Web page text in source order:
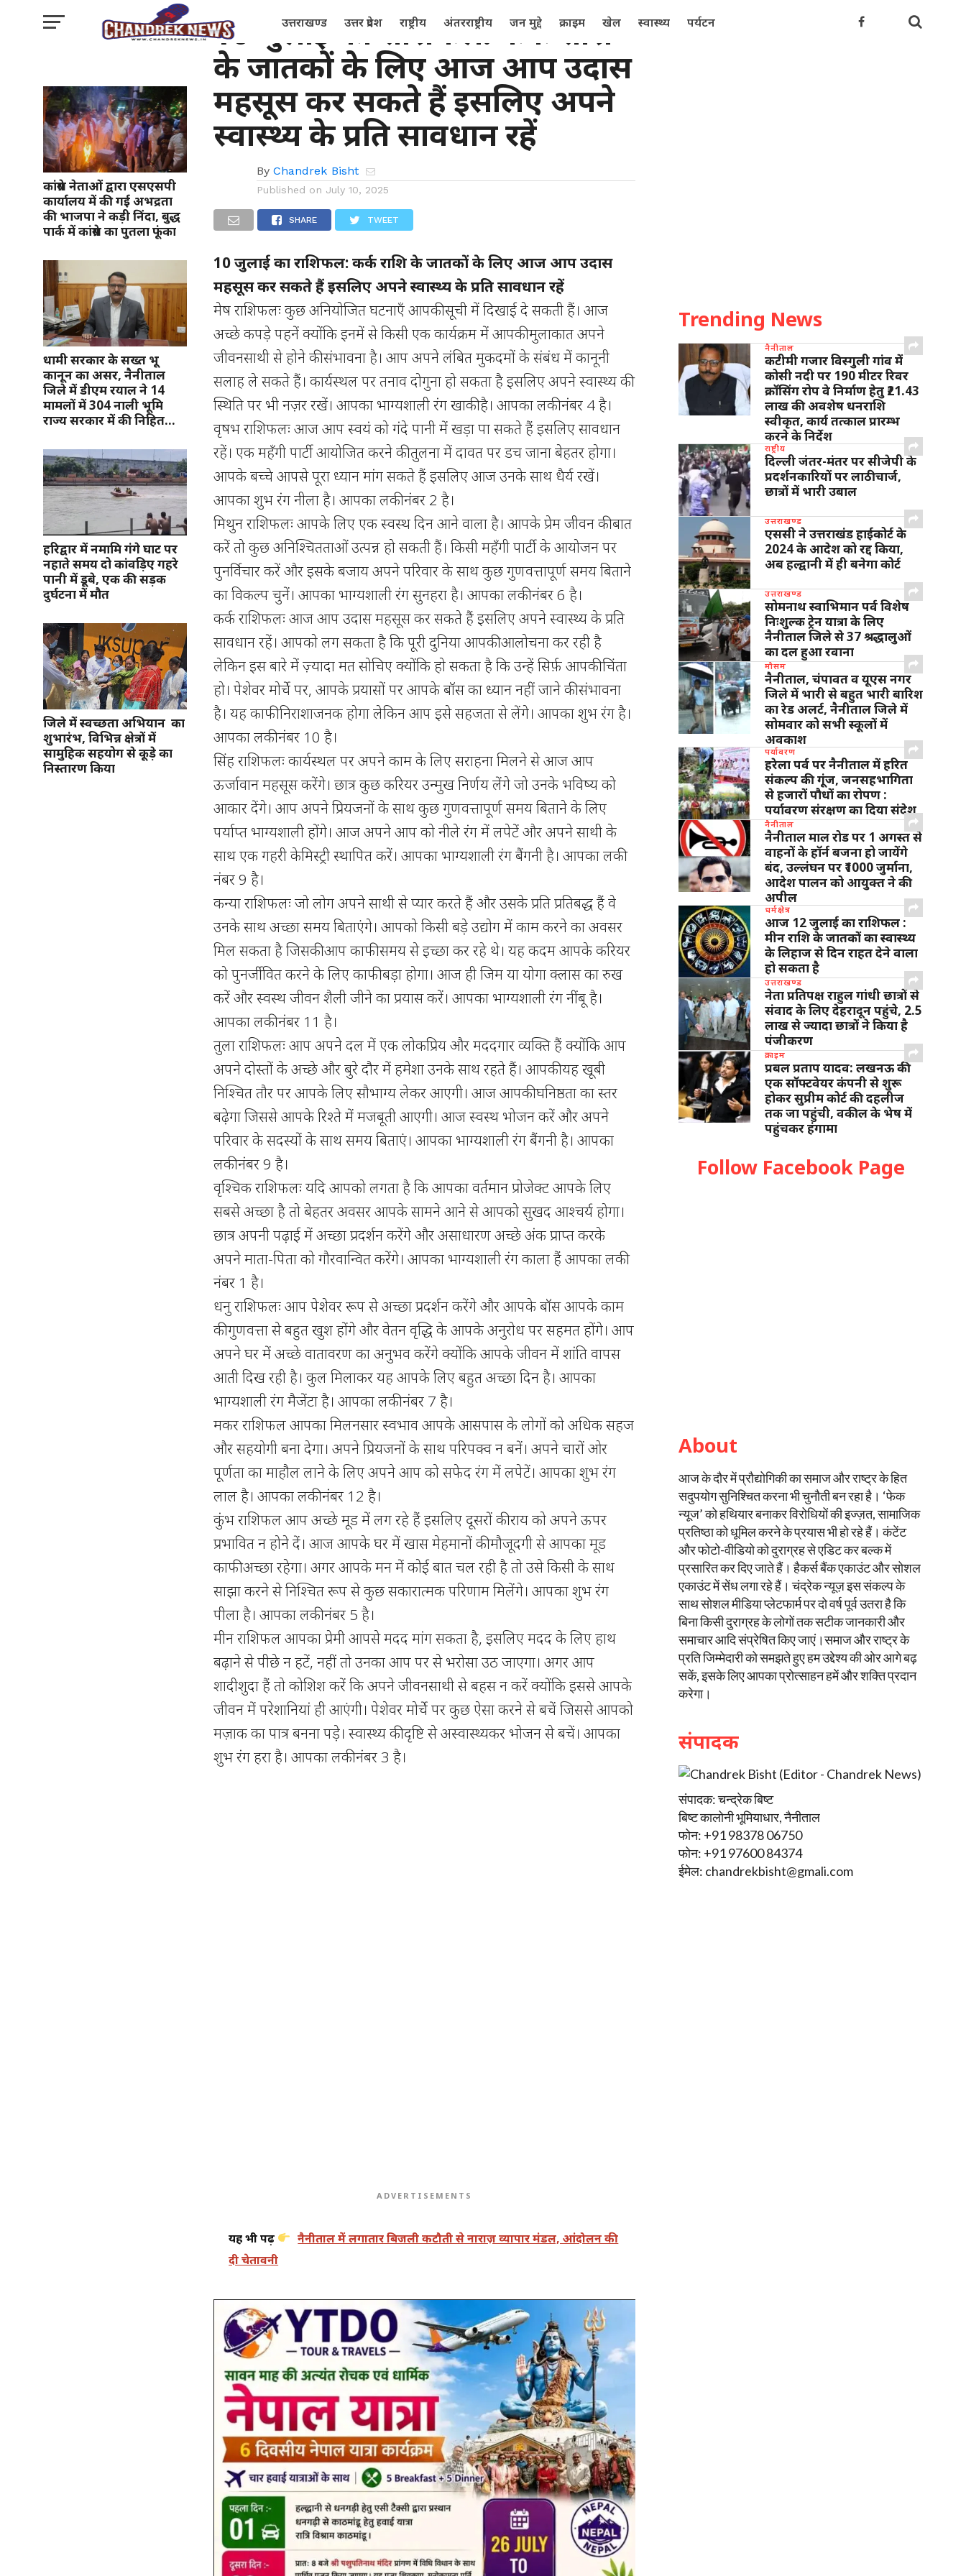
उत्तराखण्ड उत्तर प्रदेश राष्ट्रीय अंतरराष्ट्रीय जन मुद्दे क्राइम खेल स्वास्थ्य पर्यटन
कांग्रेस नेताओं द्वारा एसएसपी
कार्यालय में की गई अभद्रता
की भाजपा ने कड़ी निंदा, बुद्ध
पार्क में कांग्रेस का पुतला फूंका
धामी सरकार के सख्त भू
कानून का असर, नैनीताल
जिले में डीएम रयाल ने 14
मामलों में 304 नाली भूमि
राज्य सरकार में की निहित…
हरिद्वार में नमामि गंगे घाट पर
नहाते समय दो कांवड़िए गहरे
पानी में डूबे, एक की सड़क
दुर्घटना में मौत
जिले में स्वच्छता अभियान का
शुभारंभ, विभिन्न क्षेत्रों में
सामुहिक सहयोग से कूड़े का
निस्तारण किया
10 जुलाई का राशिफल: कर्क राशि
के जातकों के लिए आज आप उदास
महसूस कर सकते हैं इसलिए अपने
स्वास्थ्य के प्रति सावधान रहें
By Chandrek Bisht
Published on July 10, 2025
SHARE TWEET
10 जुलाई का राशिफल: कर्क राशि के जातकों के लिए आज आप उदास
महसूस कर सकते हैं इसलिए अपने स्वास्थ्य के प्रति सावधान रहें
मेष राशिफलः कुछ अनियोजित घटनाएँ आपकी सूची में दिखाई दे सकती हैं। आज
अच्छे कपड़े पहनें क्योंकि इनमें से किसी एक कार्यक्रम में आपकी मुलाकात अपने
जीवनसाथी से होने की संभावना है। आप अपने लंबित मुकदमों के संबंध में कानूनी
सलाह ले सकते हैं। कार्यस्थल पर तनाव दोगुना हो सकता है इसलिए अपने स्वास्थ्य की
स्थिति पर भी नज़र रखें। आपका भाग्यशाली रंग खाकी है। आपका लकी नंबर 4 है।
वृषभ राशिफलः आज आप स्वयं को गंदे पानी में खड़ा पा सकते हैं इसलिए सावधान
रहें। एक महँगी पार्टी आयोजित करने की तुलना में दावत पर डच जाना बेहतर होगा।
आपके बच्चे आपसे पूरा ध्यान मांग सकते हैं इसलिए आज उनके साथ धैर्य रखें।
आपका शुभ रंग नीला है। आपका लकी नंबर 2 है।
मिथुन राशिफलः आपके लिए एक स्वस्थ दिन आने वाला है। आपके प्रेम जीवन की बात
करें तो कुछ अनिश्चितताओं उत्पन्न हो सकती हैं। किसी महँगी पार्टी के आयोजन पर
पुनर्विचार करें और इसके बजाय अपने परिवार के साथ कुछ गुणवत्तापूर्ण समय बिताने
का विकल्प चुनें। आपका भाग्यशाली रंग सुनहरा है। आपका लकी नंबर 6 है।
कर्क राशिफलः आज आप उदास महसूस कर सकते हैं इसलिए अपने स्वास्थ्य के प्रति
सावधान रहें। आपको लग सकता है कि पूरी दुनिया आपकी आलोचना कर रही है
लेकिन इस बारे में ज़्यादा मत सोचिए क्योंकि हो सकता है कि उन्हें सिर्फ़ आपकी चिंता
हो। पेशेवर मोर्चे पर, आपके प्रयासों पर आपके बॉस का ध्यान नहीं जाने की संभावना
है। यह काफी निराशाजनक होगा लेकिन आप इसे सहजता से लेंगे। आपका शुभ रंग है।
आपका लकी नंबर 10 है।
सिंह राशिफलः कार्यस्थल पर अपने काम के लिए सराहना मिलने से आज आप
ऊर्जावान महसूस करेंगे। छात्र कुछ करियर उन्मुख निर्णय लेंगे जो उनके भविष्य को
आकार देंगे। आप अपने प्रियजनों के साथ कुछ गुणवत्तापूर्ण समय बिताने के लिए
पर्याप्त भाग्यशाली होंगे। आज अपने आप को नीले रंग में लपेटें और अपने साथी के
साथ एक गहरी केमिस्ट्री स्थापित करें। आपका भाग्यशाली रंग बैंगनी है। आपका लकी
नंबर 9 है।
कन्या राशिफलः जो लोग अपने साथी से प्यार करते हैं और उसके प्रति प्रतिबद्ध हैं वे
उनके साथ अच्छा समय बिताएंगे। आपको किसी बड़े उद्योग में काम करने का अवसर
मिल सकता है जिसकी आप काफी समय से इच्छा कर रहे थे। यह कदम आपके करियर
को पुनर्जीवित करने के लिए काफी बड़ा होगा। आज ही जिम या योगा क्लास का रुख
करें और स्वस्थ जीवन शैली जीने का प्रयास करें। आपका भाग्यशाली रंग नींबू है।
आपका लकी नंबर 11 है।
तुला राशिफलः आप अपने दल में एक लोकप्रिय और मददगार व्यक्ति हैं क्योंकि आप
अपने दोस्तों के अच्छे और बुरे दौर में हमेशा उनके साथ रहते हैं। आपकी यह खूबी
निश्चित तौर पर आपके लिए सौभाग्य लेकर आएगी। आज आपकी घनिष्ठता का स्तर
बढ़ेगा जिससे आपके रिश्ते में मजबूती आएगी। आज स्वस्थ भोजन करें और अपने
परिवार के सदस्यों के साथ समय बिताएं। आपका भाग्यशाली रंग बैंगनी है। आपका
लकी नंबर 9 है।
वृश्चिक राशिफलः यदि आपको लगता है कि आपका वर्तमान प्रोजेक्ट आपके लिए
सबसे अच्छा है तो बेहतर अवसर आपके सामने आने से आपको सुखद आश्चर्य होगा।
छात्र अपनी पढ़ाई में अच्छा प्रदर्शन करेंगे और असाधारण अच्छे अंक प्राप्त करके
अपने माता-पिता को गौरवान्वित करेंगे। आपका भाग्यशाली रंग काला हैं आपका लकी
नंबर 1 है।
धनु राशिफलः आप पेशेवर रूप से अच्छा प्रदर्शन करेंगे और आपके बॉस आपके काम
की गुणवत्ता से बहुत खुश होंगे और वेतन वृद्धि के आपके अनुरोध पर सहमत होंगे। आप
अपने घर में अच्छे वातावरण का अनुभव करेंगे क्योंकि आपके जीवन में शांति वापस
आती दिख रही है। कुल मिलाकर यह आपके लिए बहुत अच्छा दिन है। आपका
भाग्यशाली रंग मैजेंटा है। आपका लकी नंबर 7 है।
मकर राशिफल आपका मिलनसार स्वभाव आपके आसपास के लोगों को अधिक सहज
और सहयोगी बना देगा। अपने प्रियजनों के साथ परिपक्व न बनें। अपने चारों ओर
पूर्णता का माहौल लाने के लिए अपने आप को सफेद रंग में लपेटें। आपका शुभ रंग
लाल है। आपका लकी नंबर 12 है।
कुंभ राशिफल आप अच्छे मूड में लग रहे हैं इसलिए दूसरों की राय को अपने ऊपर
प्रभावित न होने दें। आज आपके घर में खास मेहमानों की मौजूदगी से आपका मूड
काफी अच्छा रहेगा। अगर आपके मन में कोई बात चल रही है तो उसे किसी के साथ
साझा करने से निश्चित रूप से कुछ सकारात्मक परिणाम मिलेंगे। आपका शुभ रंग
पीला है। आपका लकी नंबर 5 है।
मीन राशिफल आपका प्रेमी आपसे मदद मांग सकता है, इसलिए मदद के लिए हाथ
बढ़ाने से पीछे न हटें, नहीं तो उनका आप पर से भरोसा उठ जाएगा। अगर आप
शादीशुदा हैं तो कोशिश करें कि अपने जीवनसाथी से बहस न करें क्योंकि इससे आपके
जीवन में परेशानियां ही आएंगी। पेशेवर मोर्चे पर कुछ ऐसा करने से बचें जिससे आपको
मज़ाक का पात्र बनना पड़े। स्वास्थ्य की दृष्टि से अस्वास्थ्यकर भोजन से बचें। आपका
शुभ रंग हरा है। आपका लकी नंबर 3 है।
ADVERTISEMENTS
यह भी पढ़ें
नैनीताल में लगातार बिजली कटौती से नाराज़ व्यापार मंडल, आंदोलन की
दी चेतावनी
Trending News
नैनीताल
कटीमी गजार विस्गुली गांव में
कोसी नदी पर 190 मीटर रिवर
क्रॉसिंग रोप वे निर्माण हेतु ₹21.43
लाख की अवशेष धनराशि
स्वीकृत, कार्य तत्काल प्रारम्भ
करने के निर्देश
राष्ट्रीय
दिल्ली जंतर-मंतर पर सीजेपी के
प्रदर्शनकारियों पर लाठीचार्ज,
छात्रों में भारी उबाल
उत्तराखण्ड
एससी ने उत्तराखंड हाईकोर्ट के
2024 के आदेश को रद्द किया,
अब हल्द्वानी में ही बनेगा कोर्ट
उत्तराखण्ड
सोमनाथ स्वाभिमान पर्व विशेष
निःशुल्क ट्रेन यात्रा के लिए
नैनीताल जिले से 37 श्रद्धालुओं
का दल हुआ रवाना
मौसम
नैनीताल, चंपावत व यूएस नगर
जिले में भारी से बहुत भारी बारिश
का रेड अलर्ट, नैनीताल जिले में
सोमवार को सभी स्कूलों में
अवकाश
पर्यावरण
हरेला पर्व पर नैनीताल में हरित
संकल्प की गूंज, जनसहभागिता
से हजारों पौधों का रोपण :
पर्यावरण संरक्षण का दिया संदेश
नैनीताल
नैनीताल माल रोड पर 1 अगस्त से
वाहनों के हॉर्न बजना हो जायेंगे
बंद, उल्लंघन पर ₹1000 जुर्माना,
आदेश पालन को आयुक्त ने की
अपील
धर्मक्षेत्र
आज 12 जुलाई का राशिफल :
मीन राशि के जातकों का स्वास्थ्य
के लिहाज से दिन राहत देने वाला
हो सकता है
उत्तराखण्ड
नेता प्रतिपक्ष राहुल गांधी छात्रों से
संवाद के लिए देहरादून पहुंचे, 2.5
लाख से ज्यादा छात्रों ने किया है
पंजीकरण
क्राइम
प्रबल प्रताप यादव: लखनऊ की
एक सॉफ्टवेयर कंपनी से शुरू
होकर सुप्रीम कोर्ट की दहलीज
तक जा पहुंची, वकील के भेष में
पहुंचकर हंगामा
Follow Facebook Page
About
आज के दौर में प्रौद्योगिकी का समाज और राष्ट्र के हित
सदुपयोग सुनिश्चित करना भी चुनौती बन रहा है। ‘फेक
न्यूज’ को हथियार बनाकर विरोधियों की इज्ज़त, सामाजिक
प्रतिष्ठा को धूमिल करने के प्रयास भी हो रहे हैं। कंटेंट
और फोटो-वीडियो को दुराग्रह से एडिट कर बल्क में
प्रसारित कर दिए जाते हैं। हैकर्स बैंक एकाउंट और सोशल
एकाउंट में सेंध लगा रहे हैं। चंद्रेक न्यूज़ इस संकल्प के
साथ सोशल मीडिया प्लेटफार्म पर दो वर्ष पूर्व उतरा है कि
बिना किसी दुराग्रह के लोगों तक सटीक जानकारी और
समाचार आदि संप्रेषित किए जाएं।समाज और राष्ट्र के
प्रति जिम्मेदारी को समझते हुए हम उद्देश्य की ओर आगे बढ़
सकें, इसके लिए आपका प्रोत्साहन हमें और शक्ति प्रदान
करेगा।
संपादक
संपादक: चन्द्रेक बिष्ट
बिष्ट कालोनी भूमियाधार, नैनीताल
फोन: +91 98378 06750
फोन: +91 97600 84374
ईमेल: chandrekbisht@gmali.com